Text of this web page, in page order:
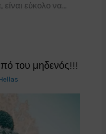
εύκολο να…
του μηδενός!!!